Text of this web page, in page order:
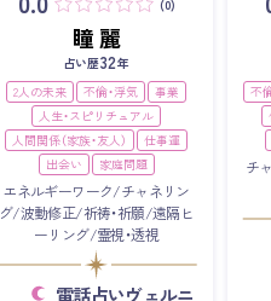
(0)
瞳 麗
占い歴32年
2人の未来
不倫・浮気
事業
人生・スピリチュアル
人間関係（家族・友人）
仕事運
出会い
家庭問題
エネルギーワーク/チャネリン
グ/波動修正/祈祷・祈願/遠隔ヒ
ーリング/霊視・透視
電話占いヴェルニ
不
チ